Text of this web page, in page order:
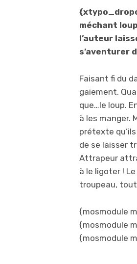
méchant
l’auteur
s’aventurer
Faisant fi du
gaiement.
que…le loup.
à les manger.
prétexte
de se laisser
Attrapeur
à le ligoter !
troupeau,
{mosmodule
{mosmodule
{mosmodule